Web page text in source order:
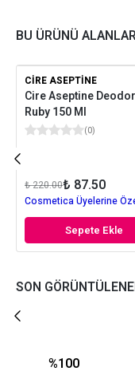
BU ÜRÜNÜ
CIRE ASEPTINE
Cire Aseptine
Ruby 150 Ml
(0)
₺ 220.00₺ 87.50
Cosmetica Üyelerine
Sepete Ekle
SON
%100